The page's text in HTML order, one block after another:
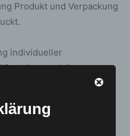
Produkt und Verpackung
individueller
können
Unternehmen
ihre Kundinnen und